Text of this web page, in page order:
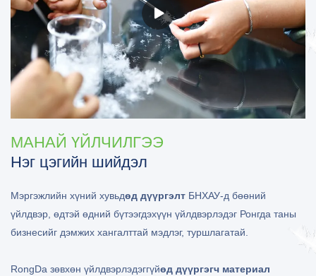
МАНАЙ ҮЙЛЧИЛГЭЭ
Нэг цэгийн шийдэл
Мэргэжлийн хүний ​​хувьдөд дүүргэлт БНХАУ-д бөөний
үйлдвэр, өдтэй өдний бүтээгдэхүүн үйлдвэрлэдэг Ронгда таны
бизнесийг дэмжих хангалттай мэдлэг, туршлагатай.
RongDa зөвхөн үйлдвэрлэдэггүйөд дүүргэгч материал